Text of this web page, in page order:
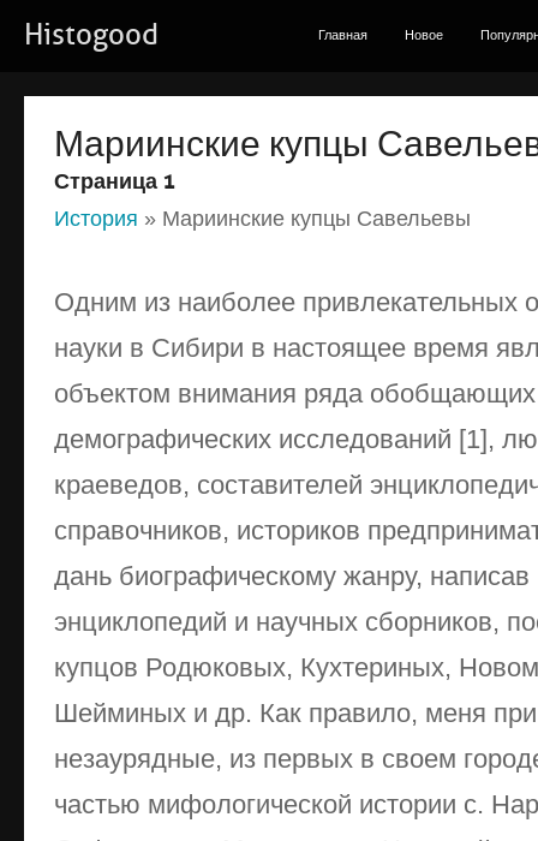
Histogood Главная Новое
Мариинские купцы
Страница 1
История » Мариинские купцы Савельевы
Одним из наиболее привлекательных
науки в Сибири в настоящее время
объектом внимания ряда обобщающих
демографических исследований [1],
краеведов, составителей
справочников, историков
дань биографическому жанру, написав
энциклопедий и научных сборников,
купцов Родюковых, Кухтериных,
Шейминых и др. Как правило, меня
незаурядные, из первых в своем
частью мифологической истории с.